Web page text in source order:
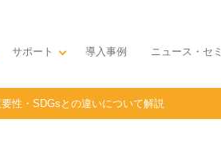
サポート 導入事例 ニュース・セ
性・SDGsとの違いについて解説